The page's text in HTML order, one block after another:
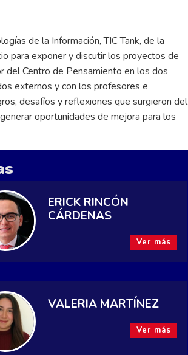
de la Información, TIC Tank, de la
para exponer y discutir los proyectos de
del Centro de Pensamiento en los dos
externos y con los profesores e
desafíos y reflexiones que surgieron del
oportunidades de mejora para los
ERICK RINCÓN
CÁRDENAS
Ver más
VALERIA MARTÍNEZ
Ver más